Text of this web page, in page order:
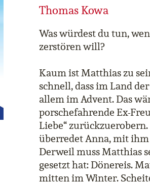
Thomas Kowa
Was würdest du tun,
zerstören will?
Kaum ist Matthias zu
schnell, dass im Land
allem im Advent. Das
porschefahrende Ex-
Liebe“
überredet Anna, mit
Derweil muss Matthias
gesetzt hat: Dönereis.
mitten im Winter.